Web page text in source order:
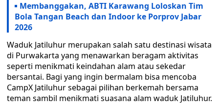
‎Membanggakan, ABTI Karawang Loloskan Tim
Bola Tangan Beach dan Indoor ke Porprov Jabar
2026
Waduk Jatiluhur merupakan salah satu destinasi wisata
di Purwakarta yang menawarkan beragam aktivitas
seperti menikmati keindahan alam atau sekedar
bersantai. Bagi yang ingin bermalam bisa mencoba
CampX Jatiluhur sebagai pilihan berkemah bersama
teman sambil menikmati suasana alam waduk Jatiluhur.